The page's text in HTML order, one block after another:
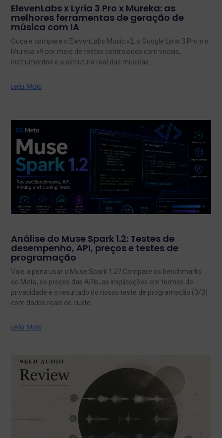
ElevenLabs x Lyria 3 Pro x Mureka: as
melhores ferramentas de geração de
música com IA
Ouça e compare o ElevenLabs Music v2, o Google Lyria 3 Pro e o
Mureka v9 por meio de testes controlados com vocais,
instrumentos e a estrutura real das músicas.
Leia Mais
Análise do Muse Spark 1.2: Testes de
desempenho, API, preços e testes de
programação
Vale a pena usar o Muse Spark 1.2? Compare os benchmarks
do Meta, os preços das APIs, as implicações em termos de
privacidade e o resultado do nosso teste de programação (3/3)
com dados reais de custo.
Leia Mais